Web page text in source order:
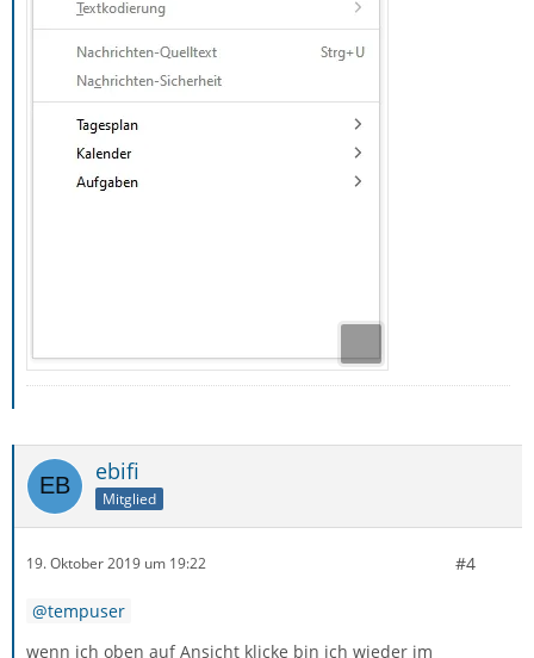
ebifi
Mitglied
19. Oktober 2019 um 19:22 #4
tempuser
wenn ich oben auf Ansicht klicke bin ich wieder im